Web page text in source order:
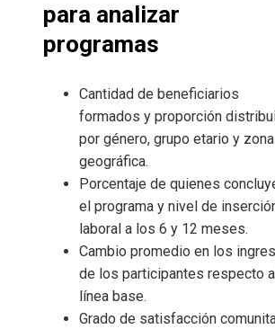
para analizar
programas
Cantidad de beneficiarios
formados y proporción
por género, grupo etario y zona
geográfica.
Porcentaje de quienes
el programa y nivel de
laboral a los 6 y 12 meses.
Cambio promedio en los
de los participantes respecto
línea base.
Grado de satisfacción